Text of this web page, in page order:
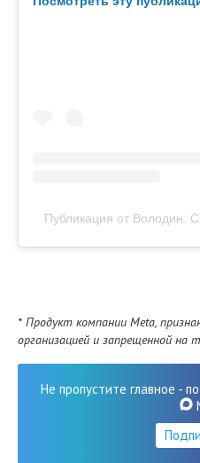
Публикация от Володин.
* Продукт компании Meta,
организацией и запрещенной на
Не пропустите главное -